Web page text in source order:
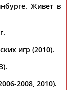
АБАШИДЗЕ
Живет в
игр (2010).
2008, 2010).